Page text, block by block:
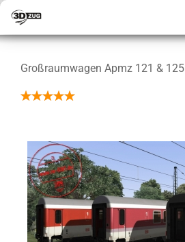
Großraumwagen Apmz 121 & 125